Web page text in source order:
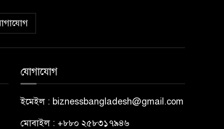
যোগাযোগ
ইমেইল : biznessbangladesh@gmail.com
মোবাইল : +৮৮০ ২৫৮৩১৭৯৪৬